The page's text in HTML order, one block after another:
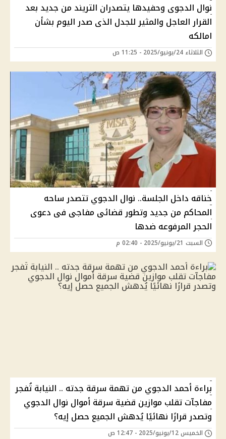
نوال الدجوى وحفيدها يتصدران التريند من جديد بعد
القرار العاجل والمثير للجدل الذى صدر اليوم بشأن
امالكه
الثلاثاء 24/يونيو/2025 - 11:25 ص
خناقه داخل الجلسة.. نوال الدجوي تتصدر ساحه
المحاكم من جديد وتطور قضائى مفاجى فى دعوى
الحجر المرفوعه ضدها
السبت 21/يونيو/2025 - 02:40 م
براءة أحمد الدجوي من تهمة سرقة جدته .. النيابة تُفجر
مفاجآت تقلب موازين قضية سرقة أموال نوال الدجوي
وتصدر قرارًا نهائيًا يُدهش الجميع حصل إيه؟
الخميس 12/يونيو/2025 - 12:47 ص